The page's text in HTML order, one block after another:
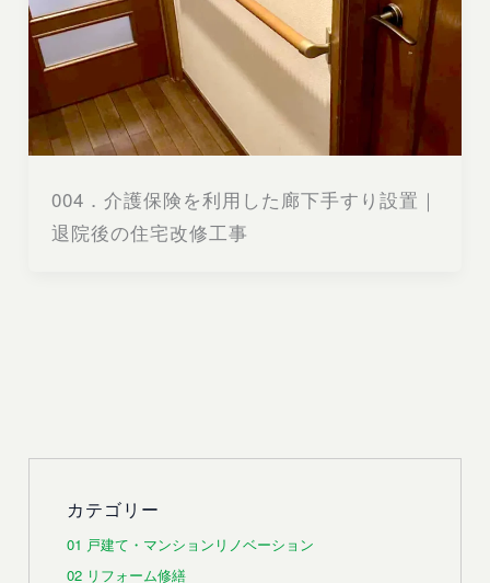
004．介護保険を利用した廊下手すり設置｜
退院後の住宅改修工事
カテゴリー
01 戸建て・マンションリノベーション
02 リフォーム修繕